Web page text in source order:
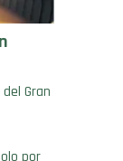
Gran
por
año